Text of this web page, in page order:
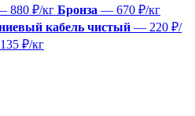
880 ₽/кг Бронза — 670 ₽/кг
кабель чистый — 220 ₽/
₽/кг